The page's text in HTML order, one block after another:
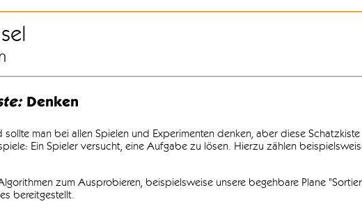
Denken
man bei allen Spielen und Experimenten denken, aber diese
Ein Spieler versucht, eine Aufgabe zu lösen. Hierzu zählen
zum Ausprobieren, beispielsweise unsere begehbare Plane
bereitgestellt.